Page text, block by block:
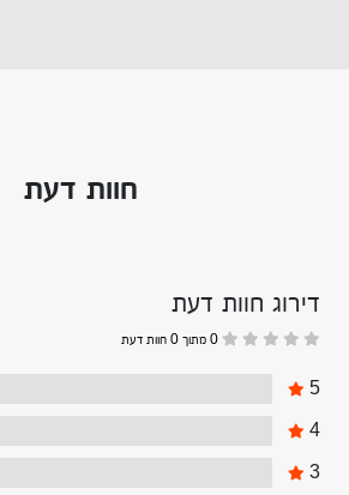
חוות דעת
דירוג חוות דעת
5
4
3